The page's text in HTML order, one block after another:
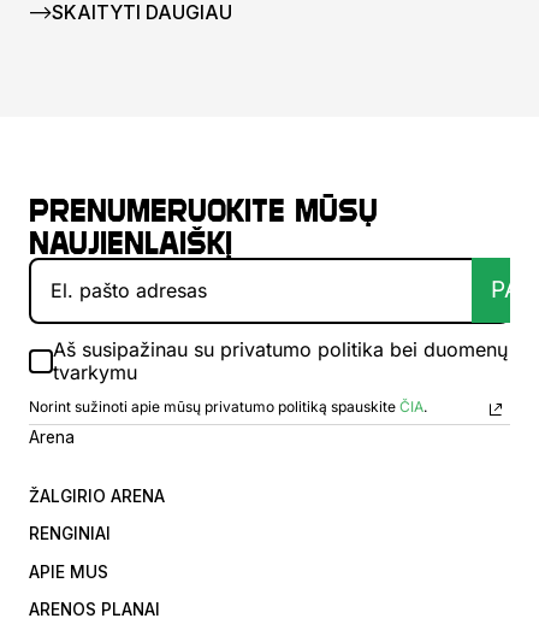
SKAITYTI DAUGIAU
Prenumeruokite mūsų
naujienlaiškį
Aš susipažinau su privatumo politika bei duomenų
tvarkymu
Norint sužinoti apie mūsų privatumo politiką spauskite ČIA.
Arena
ŽALGIRIO ARENA
RENGINIAI
APIE MUS
ARENOS PLANAI